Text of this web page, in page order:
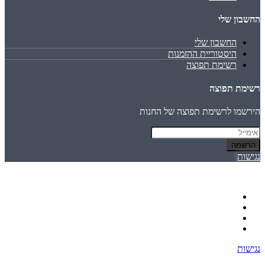
החשבון שלי
החשבון שלי
היסטוריית ההזמנות
רשימת תפוצה
רשימת תפוצה
הירשמו לרשימת תפוצה של החנות
הרשמה
נגישות
נגישות